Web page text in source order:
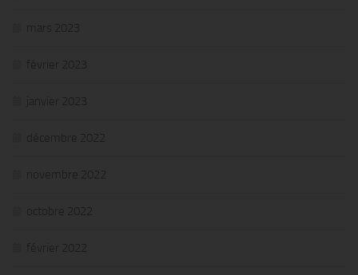
mars 2023
février 2023
janvier 2023
décembre 2022
novembre 2022
octobre 2022
février 2022